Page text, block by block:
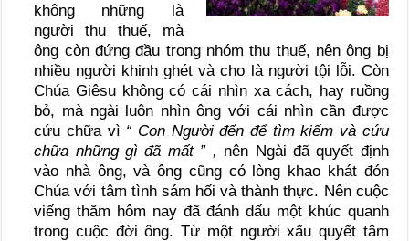
không những là
người thu thuế, mà
ông còn đứng đầu trong nhóm thu thuế, nên ông bị
nhiều người khinh ghét và cho là người tội lỗi. Còn
Chúa Giêsu không có cái nhìn xa cách, hay ruồng
bỏ, mà ngài luôn nhìn ông với cái nhìn cần được
cứu chữa vì “ Con Người đến để tìm kiếm và cứu
chữa những gì đã mất ” , nên Ngài đã quyết định
vào nhà ông, và ông cũng có lòng khao khát đón
Chúa với tâm tình sám hối và thành thực. Nên cuộc
viếng thăm hôm nay đã đánh dấu một khúc quanh
trong cuộc đời ông. Từ một người xấu quyết tâm